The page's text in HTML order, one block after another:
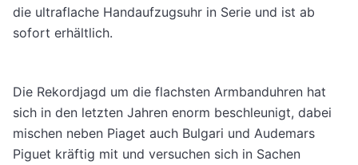
die ultraflache Handaufzugsuhr in Serie und ist ab
sofort erhältlich.
Die Rekordjagd um die flachsten Armbanduhren hat
sich in den letzten Jahren enorm beschleunigt, dabei
mischen neben Piaget auch Bulgari und Audemars
Piguet kräftig mit und versuchen sich in Sachen